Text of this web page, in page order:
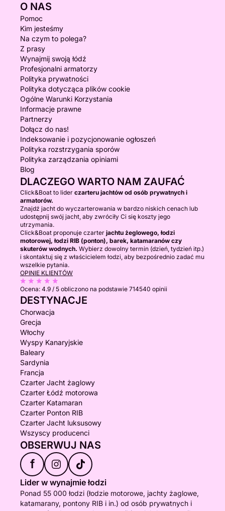
O NAS
Pomoc
Kim jesteśmy
Na czym to polega?
Z prasy
Wynajmij swoją łódź
Profesjonalni armatorzy
Polityka prywatności
Polityka dotycząca plików cookie
Ogólne Warunki Korzystania
Informacje prawne
Partnerzy
Dołącz do nas!
Indeksowanie i pozycjonowanie ogłoszeń
Polityka rozstrzygania sporów
Polityka zarządzania opiniami
Blog
DLACZEGO WARTO NAM ZAUFAĆ
Click&Boat to lider czarteru jachtów od osób prywatnych i
armatorów.
Znajdź jacht do wyczarterowania w bardzo niskich cenach lub
udostępnij swój jacht, aby zwróciły Ci się koszty jego
utrzymania.
Click&Boat proponuje czarter jachtu żeglowego, łodzi
motorowej, łodzi RIB (ponton), barek, katamaranów czy
skuterów wodnych. Wybierz dowolny termin (dzień, tydzień itp.)
i skontaktuj się z właścicielem łodzi, aby bezpośrednio zadać mu
wszelkie pytania.
OPINIE KLIENTÓW
Ocena: 4.9 / 5 obliczono na podstawie 714540 opinii
DESTYNACJE
Chorwacja
Grecja
Włochy
Wyspy Kanaryjskie
Baleary
Sardynia
Francja
Czarter Jacht żaglowy
Czarter Łódź motorowa
Czarter Katamaran
Czarter Ponton RIB
Czarter Jacht luksusowy
Wszyscy producenci
OBSERWUJ NAS
f
Lider w wynajmie łodzi
Ponad 55 000 łodzi (łodzie motorowe, jachty żaglowe,
katamarany, pontony RIB i in.) od osób prywatnych i